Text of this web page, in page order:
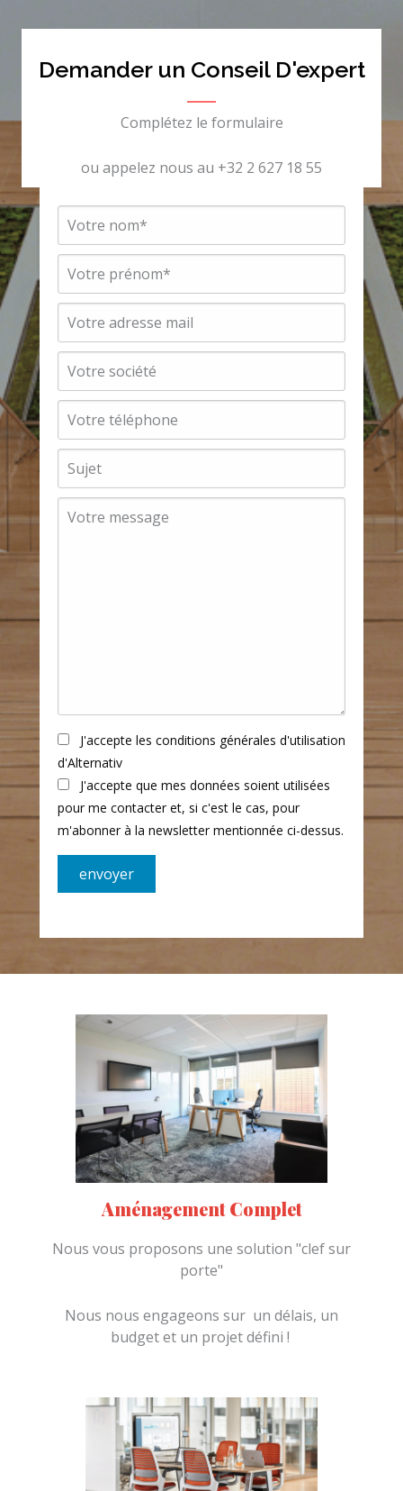
Demander un Conseil D'expert
Complétez le formulaire
ou appelez nous au +32 2 627 18 55
J'accepte les conditions générales d'utilisation
d'Alternativ
J'accepte que mes données soient utilisées
pour me contacter et, si c'est le cas, pour
m'abonner à la newsletter mentionnée ci-dessus.
Aménagement Complet
Nous vous proposons une solution "clef sur
porte"
Nous nous engageons sur un délais, un
budget et un projet défini !